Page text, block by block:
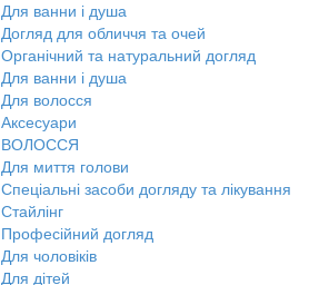
Для ванни і душа
Догляд для обличчя та очей
Органічний та натуральний догляд
Для ванни і душа
Для волосся
Аксесуари
ВОЛОССЯ
Для миття голови
Спеціальні засоби догляду та лікування
Стайлінг
Професійний догляд
Для чоловіків
Для дітей